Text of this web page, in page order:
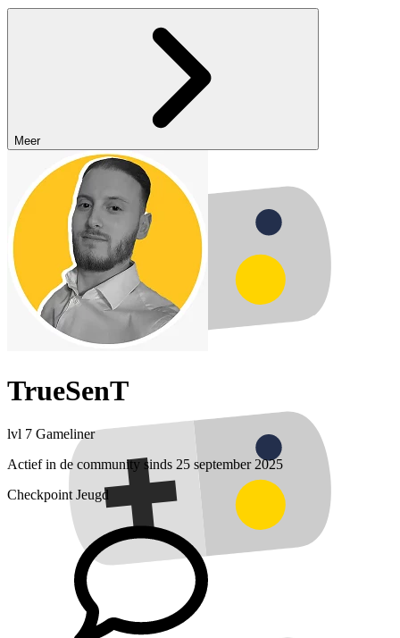
Meer
TrueSenT
lvl 7 Gameliner
Actief in de community sinds 25 september 2025
Checkpoint Jeugd